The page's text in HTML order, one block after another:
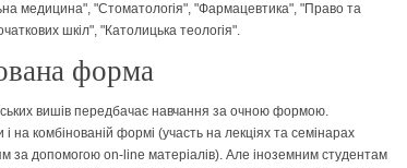
медицина", "Стоматологія", "Фармацевтика", "Право та
шкіл", "Католицька теологія".
форма
вишів передбачає навчання за очною формою.
на комбінованій формі (участь на лекціях та семінарах
за допомогою on-line матеріалів). Але іноземним студентам